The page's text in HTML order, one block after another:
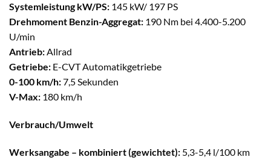
Systemleistung kW/PS: 145 kW/ 197 PS
Drehmoment Benzin-Aggregat: 190 Nm bei 4.400-5.200
U/min
Antrieb:Allrad
Getriebe: E-CVT Automatikgetriebe
0-100 km/h:7,5 Sekunden
V-Max: 180 km/h
Verbrauch/Umwelt
Werksangabe – kombiniert (gewichtet): 5,3-5,4 l/100 km